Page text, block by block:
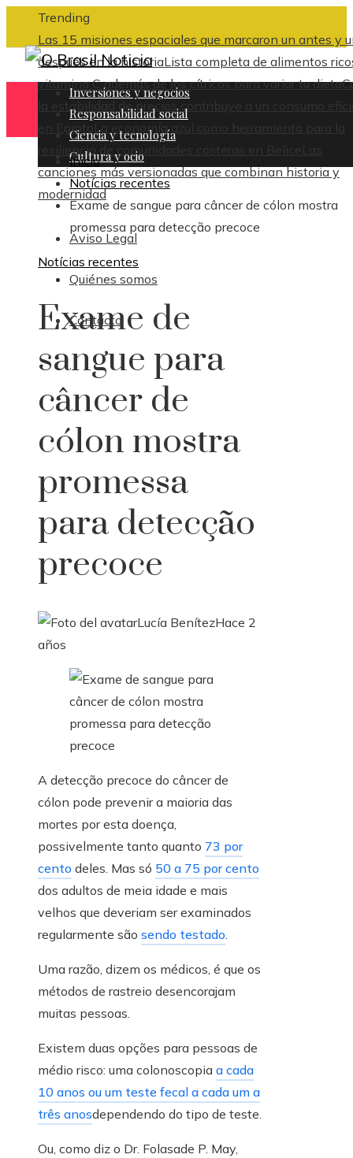
Trending
Las 15 misiones espaciales que marcaron un antes y
después en la historiaLista completa de alimentos
vitamina C además de los cítricos para variar tu dieta
la estabilidad de precios contribuye a un consumo
en Egipto La economía azul como herramienta para la
resiliencia de comunidades costeras en Belice Las
canciones más versionadas que combinan historia y
modernidad
Aviso Legal
Quiénes somos
Contacto
Inversiones y negocios
Responsabilidad social
Ciencia y tecnología
Cultura y ocio
Inicio
Notícias recentes
Exame de sangue para câncer de cólon mostra
promessa para detecção precoce
Notícias recentes
Exame de
sangue para
câncer de
cólon mostra
promessa
para detecção
precoce
Lucía BenítezHace 2
años
A detecção precoce do câncer de
cólon pode prevenir a maioria das
mortes por esta doença,
possivelmente tanto quanto 73 por
cento deles. Mas só 50 a 75 por cento
dos adultos de meia idade e mais
velhos que deveriam ser examinados
regularmente são sendo testado.
Uma razão, dizem os médicos, é que os
métodos de rastreio desencorajam
muitas pessoas.
Existem duas opções para pessoas de
médio risco: uma colonoscopia a cada
10 anos ou um teste fecal a cada um a
três anosdependendo do tipo de teste.
Ou, como diz o Dr. Folasade P. May,